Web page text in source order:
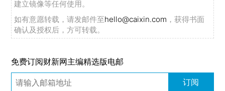
建立镜像等任何使用。
如有意愿转载，请发邮件至hello@caixin.com ，获得书面
确认及授权后，方可转载。
免费订阅财新网主编精选版电邮
订阅